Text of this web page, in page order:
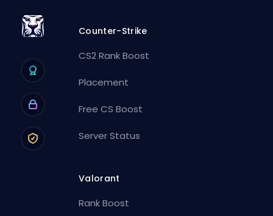
Counter-Strike
CS2 Rank Boost
Placement
Free CS Boost
Server Status
Valorant
Rank Boost